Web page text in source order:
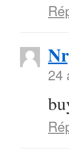
24